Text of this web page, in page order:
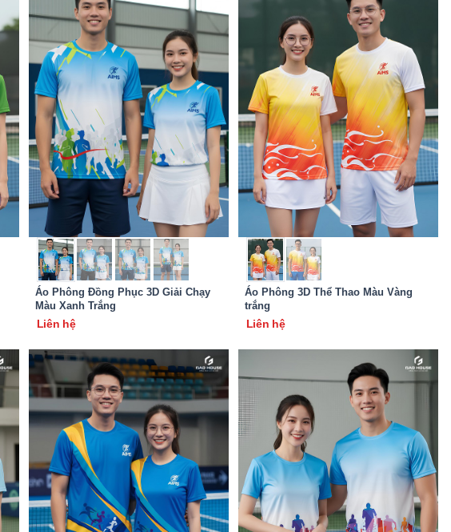
Áo Phông Đồng Phục 3D Giải Chạy
Màu Xanh Trắng
Liên hệ
Áo Phông 3D Thể Thao Màu Vàng
trắng
Liên hệ